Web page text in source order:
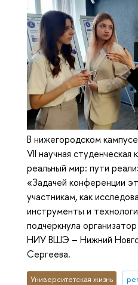
В нижегородском
VII научная
реальный мир: пути
«Задачей конференции
участникам, как
инструменты и
подчеркнула
НИУ ВШЭ – Нижний
Сергеева.
Университетская жизнь